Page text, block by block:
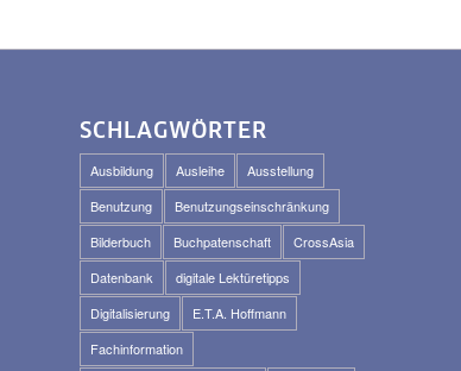
SCHLAGWÖRTER
Ausbildung Ausleihe
Ausstellung
Benutzung
Benutzungseinschränkung
Bilderbuch
Buchpatenschaft
CrossAsia
Datenbank
digitale Lektüretipps
Digitalisierung
E.T.A. Hoffmann
Fachinformation